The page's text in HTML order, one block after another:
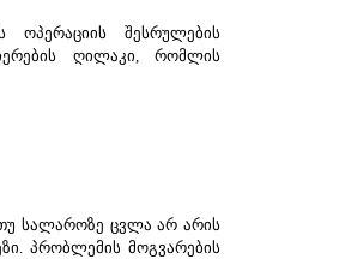
ოპერაციის შესრულების
ღილაკი, რომლის
თუ სალაროზე ცვლა არ არის
პრობლემის მოგვარების